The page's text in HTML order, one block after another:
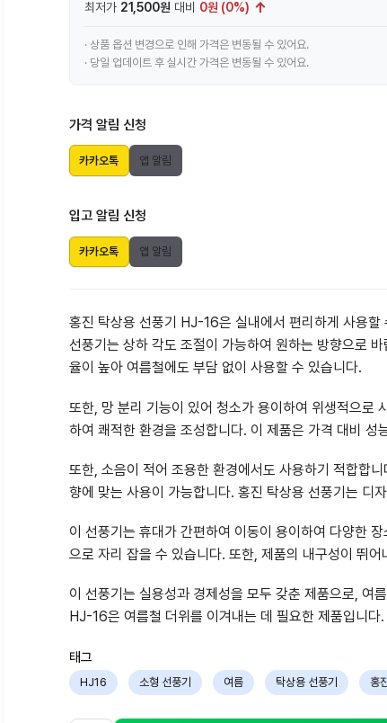
최저가 21,500원 대비 0원 (0%) ↑
· 상품 옵션 변경으로 인해 가격은 변동될 수 있어요.
· 당일 업데이트 후 실시간 가격은 변동될 수 있어요.
가격 알림 신청
카카오톡 앱 알림
입고 알림 신청
카카오톡 앱 알림
홍진 탁상용 선풍기 HJ-16은 실내에서 편리하게 사용할
선풍기는 상하 각도 조절이 가능하여 원하는 방향으로
율이 높아 여름철에도 부담 없이 사용할 수 있습니다.
또한, 망 분리 기능이 있어 청소가 용이하여 위생적으로
하여 쾌적한 환경을 조성합니다. 이 제품은 가격 대비
또한, 소음이 적어 조용한 환경에서도 사용하기 적합합
향에 맞는 사용이 가능합니다. 홍진 탁상용 선풍기는 디
이 선풍기는 휴대가 간편하여 이동이 용이하여 다양한
으로 자리 잡을 수 있습니다. 또한, 제품의 내구성이 뛰
이 선풍기는 실용성과 경제성을 모두 갖춘 제품으로, 여
HJ-16은 여름철 더위를 이겨내는 데 필요한 제품입니다.
태그
HJ16 소형 선풍기 여름 탁상용 선풍기 홍